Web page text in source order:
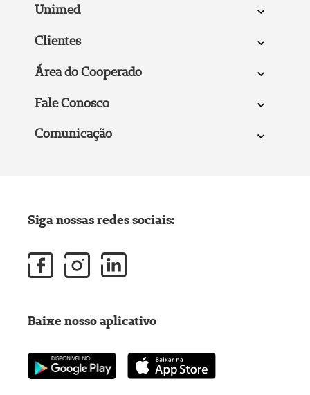
Unimed
Clientes
Área do Cooperado
Fale Conosco
Comunicação
Siga nossas redes sociais:
Baixe nosso aplicativo